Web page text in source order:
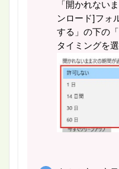
「開かれない
ンロード]フォ
する」の下の
タイミングを